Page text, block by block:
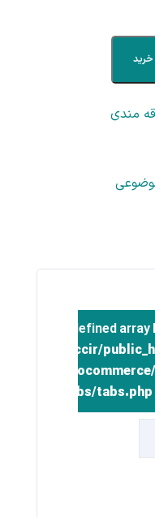
مندی
: Undefined
/home/inccir/
plugins/
product/tabs/tabs.php